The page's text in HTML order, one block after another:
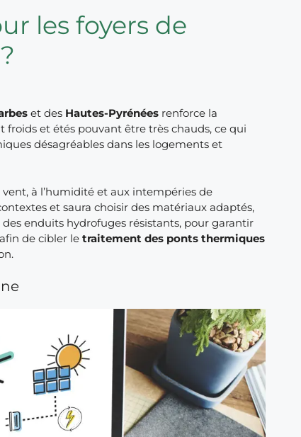
les foyers de
et des Hautes-Pyrénées renforce la
et étés pouvant être très chauds, ce qui
désagréables dans les logements et
vent, à l’humidité et aux intempéries de
et saura choisir des matériaux adaptés,
enduits hydrofuges résistants, pour garantir
de cibler letraitement des ponts thermiques